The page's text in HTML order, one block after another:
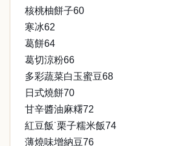
核桃柚餅子60
寒冰62
葛餅64
葛切涼粉66
多彩蔬菜白玉蜜豆68
日式燒餅70
甘辛醬油麻糬72
紅豆飯˙栗子糯米飯74
薄燒味增納豆76